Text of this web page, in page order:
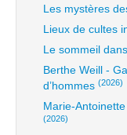
Les mystères
Lieux de cultes
Le sommeil
Berthe Weill -
d’hommes (2026)
Marie-
(2026)